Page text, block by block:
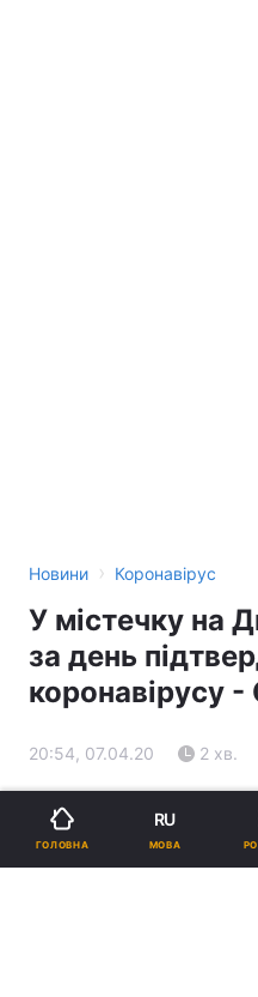
Новини › Коронавірус
У містечку на
за день
коронавірусу
20:54, 07.04.20 2 хв.
ГОЛОВНА
RU
МОВА